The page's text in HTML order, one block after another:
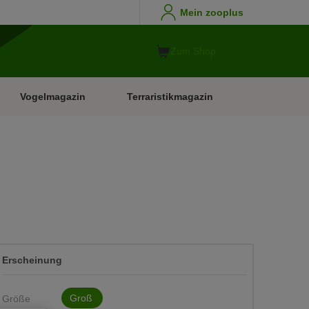
Mein zooplus
Vogelmagazin Terraristikmagazin
Erscheinung
Größe Groß